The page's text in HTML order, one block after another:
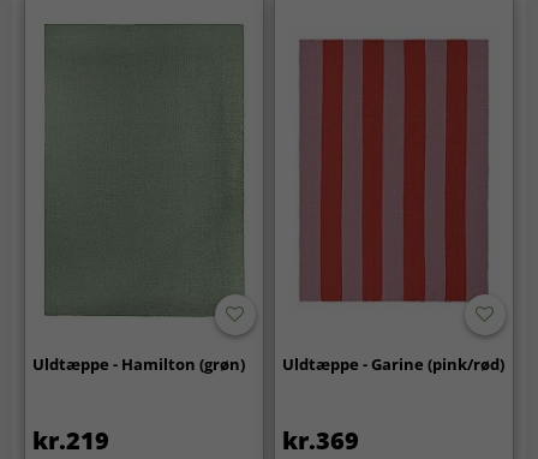
Uldtæppe - Hamilton (grøn)
kr.219
Uldtæppe - Garine (pink/rød)
kr.369